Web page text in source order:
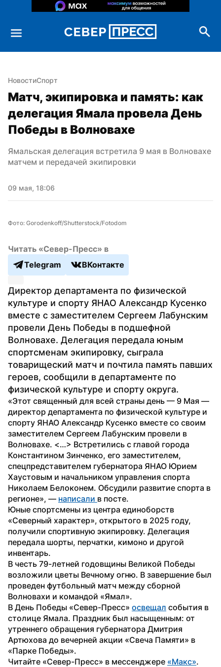
НовостиСпорт
Матч, экипировка и память: как
делегация Ямала провела День
Победы в Волновахе
Ямальская делегация встретила 9 мая в Волновахе
матчем и передачей экипировки
09 мая, 18:06
Фото: Gorodenkoff/Shutterstock/Fotodom
Читать «Север-Пресс» в
Telegram
ВКонтакте
Директор департамента по физической
культуре и спорту ЯНАО Александр Кусенко
вместе с заместителем Сергеем Лабунским
провели День Победы в подшефной
Волновахе. Делегация передала юным
спортсменам экипировку, сыграла
товарищеский матч и почтила память павших
героев, сообщили в департаменте по
физической культуре и спорту округа.
«Этот священный для всей страны день — 9 Мая —
директор департамента по физической культуре и
спорту ЯНАО Александр Кусенко вместе со своим
заместителем Сергеем Лабунским провели в
Волновахе. <…> Встретились с главой города
Константином Зинченко, его заместителем,
спецпредставителем губернатора ЯНАО Юрием
Хаустовым и начальником управления спорта
Николаем Белоконем. Обсудили развитие спорта в
регионе», — написали в посте.
Юные спортсмены из центра единоборств
«Северный характер», открытого в 2025 году,
получили спортивную экипировку. Делегация
передала шорты, перчатки, кимоно и другой
инвентарь.
В честь 79-летней годовщины Великой Победы
возложили цветы Вечному огню. В завершение был
проведен футбольный матч между сборной
Волновахи и командой «Ямал».
В День Победы «Север-Пресс» освещал события в
столице Ямала. Праздник был насыщенным: от
утреннего обращения губернатора Дмитрия
Артюхова до вечерней акции «Свеча Памяти» в
«Парке Победы».
Читайте «Север-Пресс» в мессенджере «Макс».